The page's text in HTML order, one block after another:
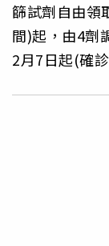
篩試劑自由領
間)起，由4劑
2月7日起(確